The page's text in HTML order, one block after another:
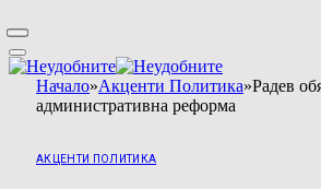
Начало»Акценти Политика»Радев
административна реформа
АКЦЕНТИ ПОЛИТИКА